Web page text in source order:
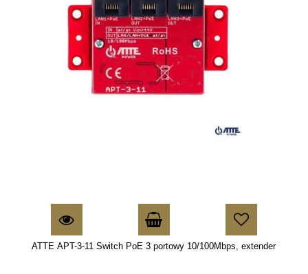
ATTE APT-3-11 Switch PoE 3 portowy 10/100Mbps, extender